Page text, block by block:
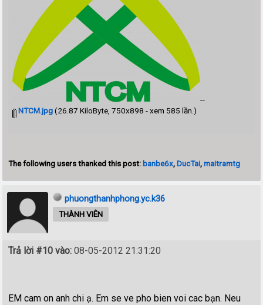
--
NTCM.jpg(26.87 KiloByte, 750x898 - xem 585 lần.)
The following users thanked this post: banbe6x,DucTai,maitramtg
phuongthanhphong.yc.k36
THÀNH VIÊN
Trả lời #10 vào: 08-05-2012 21:31:20
EM cam on anh chi ạ. Em se ve pho bien voi cac bạn. Neu